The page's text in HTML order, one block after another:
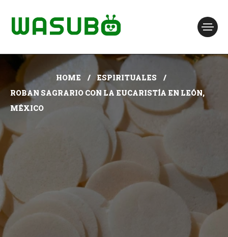
HOME
ESPIRITUALES
ROBAN SAGRARIO CON LA EUCARISTÍA EN LEÓN,
MÉXICO